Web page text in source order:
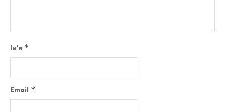
Ім'я *
Email *